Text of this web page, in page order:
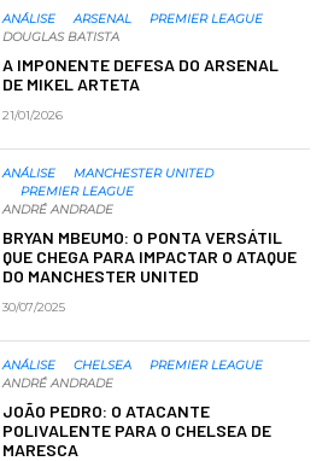
ANÁLISE ARSENAL
PREMIER LEAGUE
DOUGLAS BATISTA
A IMPONENTE DEFESA DO ARSENAL
DE MIKEL ARTETA
21/01/2026
ANÁLISE
MANCHESTER UNITED
PREMIER LEAGUE
ANDRÉ ANDRADE
BRYAN MBEUMO: O PONTA VERSÁTIL
QUE CHEGA PARA IMPACTAR O ATAQUE
DO MANCHESTER UNITED
30/07/2025
ANÁLISE CHELSEA
PREMIER LEAGUE
ANDRÉ ANDRADE
JOÃO PEDRO: O ATACANTE
POLIVALENTE PARA O CHELSEA DE
MARESCA